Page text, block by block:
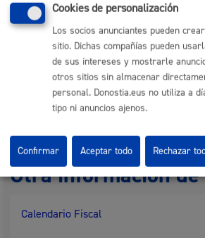
Departamento:Dirección Financiera
Trámites
Otra información
Calendario Fiscal
Cookies de personalización
Los socios anunciantes pueden
sitio. Dichas compañías pueden
de sus intereses y mostrarle
otros sitios sin almacenar
personal. Donostia.eus no utiliza a
tipo ni anuncios ajenos.
Rechazar
Confirmar Aceptar todo